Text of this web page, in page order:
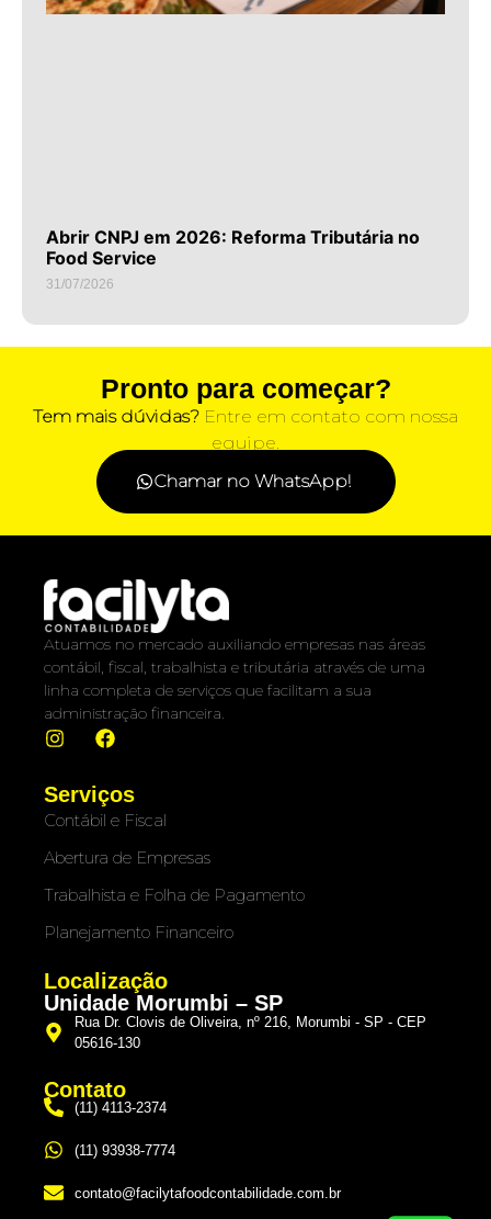
Abrir CNPJ em 2026: Reforma Tributária no
Food Service
31/07/2026
Pronto para começar?
Tem mais dúvidas? Entre em contato com nossa
equipe.
Chamar no WhatsApp!
Atuamos no mercado auxiliando empresas nas áreas
contábil, fiscal, trabalhista e tributária através de uma
linha completa de serviços que facilitam a sua
administração financeira.
Serviços
Contábil e Fiscal
Abertura de Empresas
Trabalhista e Folha de Pagamento
Planejamento Financeiro
Localização
Unidade Morumbi – SP
Rua Dr. Clovis de Oliveira, nº 216, Morumbi - SP - CEP
05616-130
Contato
(11) 4113-2374
(11) 93938-7774
contato@facilytafoodcontabilidade.com.br